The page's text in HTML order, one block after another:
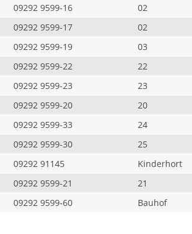
09292 9599-16 02
09292 9599-17 02
09292 9599-19 03
09292 9599-22 22
09292 9599-23 23
09292 9599-20 20
09292 9599-33 24
09292 9599-30 25
09292 91145 Kinderhort
09292 9599-21 21
09292 9599-60 Bauhof